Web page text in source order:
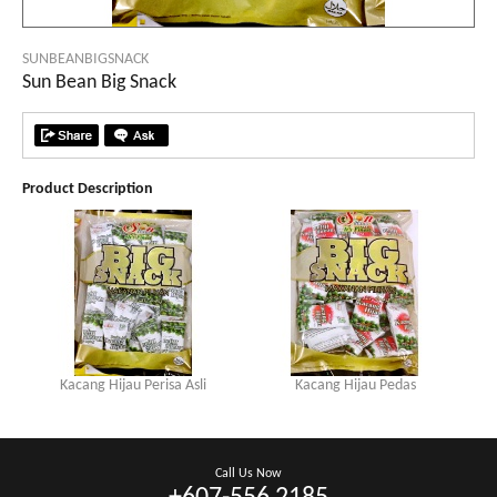
SUNBEANBIGSNACK
Sun Bean Big Snack
Product Description
Kacang Hijau Perisa Asli Kacang Hijau Pedas
Call Us Now